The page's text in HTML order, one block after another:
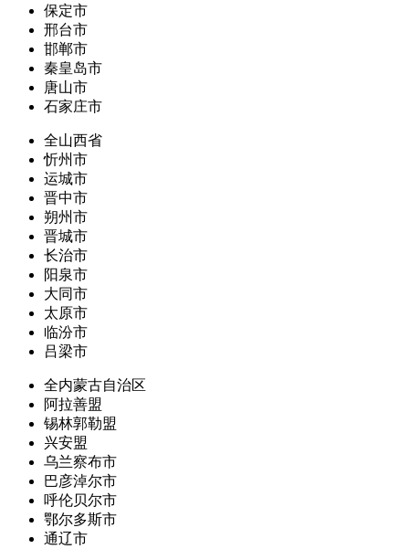
保定市
邢台市
邯郸市
秦皇岛市
唐山市
石家庄市
全山西省
忻州市
运城市
晋中市
朔州市
晋城市
长治市
阳泉市
大同市
太原市
临汾市
吕梁市
全内蒙古自治区
阿拉善盟
锡林郭勒盟
兴安盟
乌兰察布市
巴彦淖尔市
呼伦贝尔市
鄂尔多斯市
通辽市